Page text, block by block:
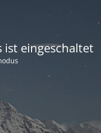
ist eingeschaltet